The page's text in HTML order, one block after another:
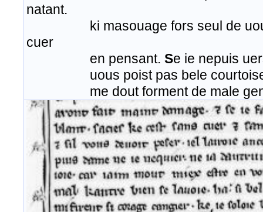
natant.
ki masouage fors seul de uous
cuer
en pensant. Se ie nepuis
uous poist pas bele courtoise
me dout forment de male gent